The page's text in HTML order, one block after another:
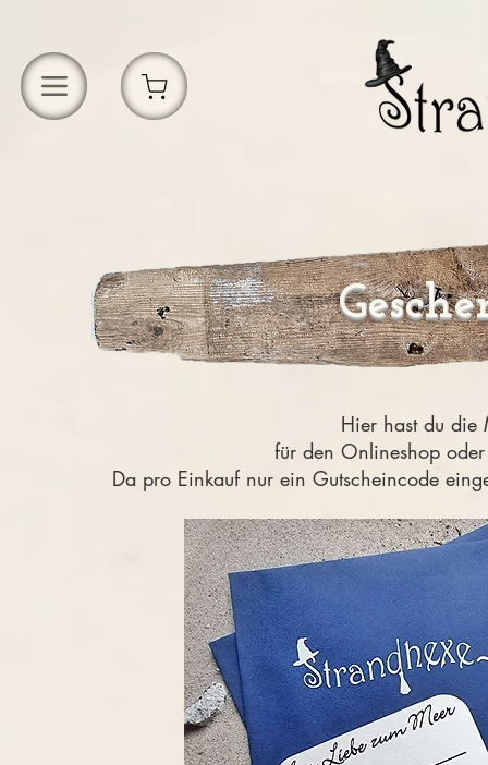
Hier hast du die
für den Onlineshop
Da pro Einkauf nur ein Gutscheincode